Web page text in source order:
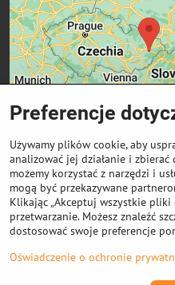
Ważne linki
Preferencje
Używamy plików cookie, aby
analizować jej działanie i
możemy korzystać z narzędzi i
mogą być przekazywane
Klikając „Akceptuj wszystkie pliki
przetwarzanie. Możesz znaleźć
dostosować swoje preferencje
Oświadczenie o ochronie